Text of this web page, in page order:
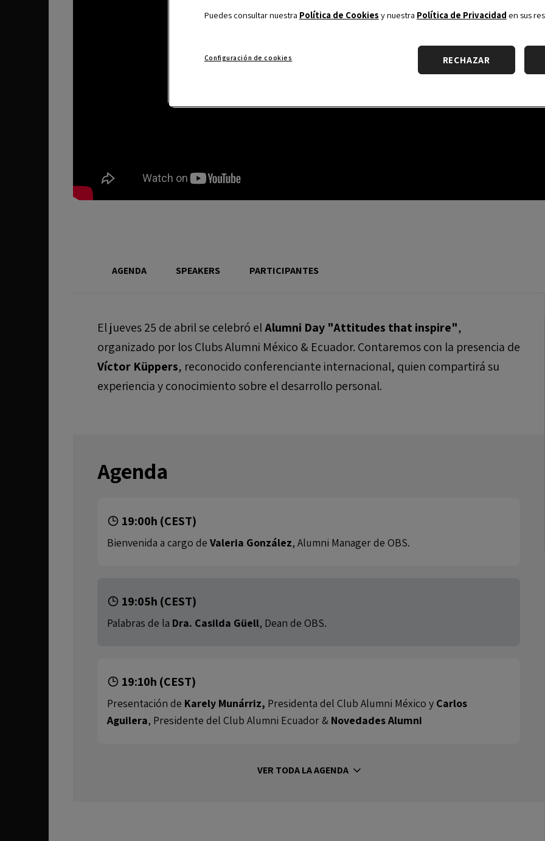
AGENDA SPEAKERS PARTICIPANTES
El jueves 25 de abril se celebró elAlumni Day "Attitudes that inspire",
organizado por los Clubs Alumni México & Ecuador. Contaremos con la presencia de
Víctor Küppers, reconocido conferenciante internacional, quien compartirá su
experiencia y conocimiento sobre el desarrollo personal.
Agenda
19:00h (CEST)
Bienvenida a cargo de Valeria González, Alumni Manager de OBS.
19:05h (CEST)
Palabras de la Dra. Casilda Güell, Dean de OBS.
19:10h (CEST)
Presentación de Karely Munárriz, Presidenta del Club Alumni México y Carlos
Aguilera, Presidente del Club Alumni Ecuador & Novedades Alumni
VER TODA LA AGENDA
Puedes consultar nuestra Política de Cookies y nuestra Política de Privacidad en sus
Configuración de cookies RECHAZAR